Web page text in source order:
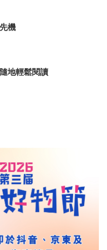
機
地輕鬆閱讀